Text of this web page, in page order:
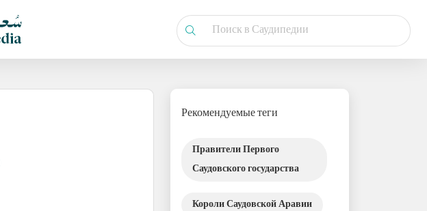
Рекомендуемые теги
Правители Первого
Саудовского государства
Короли Саудовской Аравии